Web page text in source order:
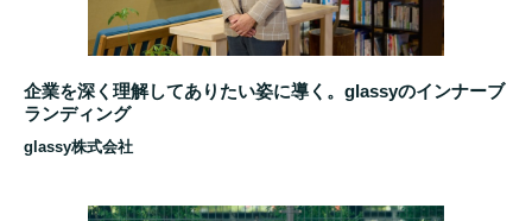
企業を深く理解してありたい姿に導く。glassyのインナーブ
ランディング
glassy株式会社